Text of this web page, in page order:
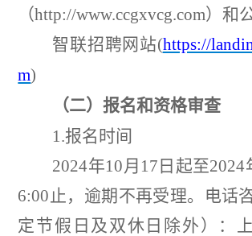
（http://www.ccgxvcg.com）和
智联招聘网站(https://
m)
（二）报名和资格审查
1.报名时间
2024年10月 17 日起至2024
6:00 止，逾期不再受理。电话
定节假日及双休日除外）：